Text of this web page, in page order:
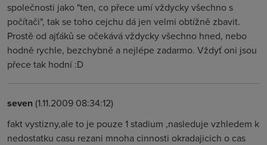
společnosti jako "ten, co přece umí vždycky všechno s
počítači", tak se toho cejchu dá jen velmi obtížně zbavit.
Prostě od ajťáků se očekává vždycky všechno hned, nebo
hodně rychle, bezchybně a nejlépe zadarmo. Vždyť oni jsou
přece tak hodní :D
seven(1.11.2009 08:34:12)
fakt vystizny,ale to je pouze 1 stadium ,nasleduje vzhledem k
nedostatku casu rezani mnoha cinnosti okradajicich o cas